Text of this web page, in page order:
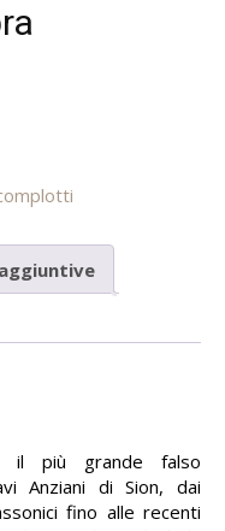
il più grande falso
Anziani di Sion, dai
fino alle recenti